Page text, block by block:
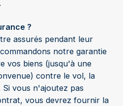
?
assurés pendant leur
notre garantie
vos biens (jusqu'à une
contre le vol, la
Si vous n'ajoutez pas
vous devrez fournir la